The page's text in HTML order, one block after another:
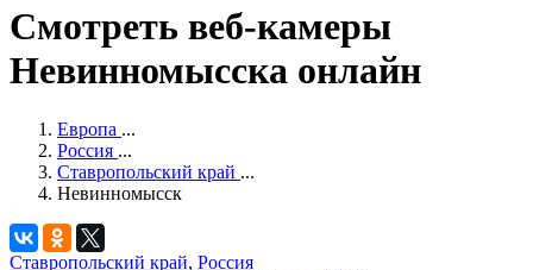
Смотреть веб-камеры
Невинномысска онлайн
Европа ...
Россия ...
Ставропольский край ...
Невинномысск
Ставропольский край, Россия